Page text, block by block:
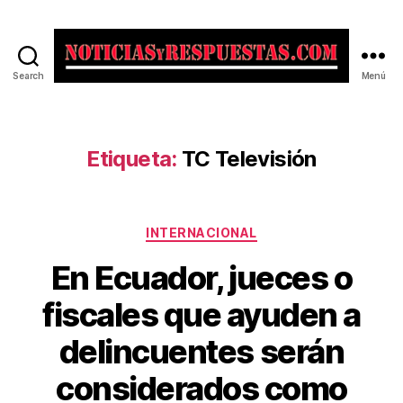
Search Menú
Etiqueta: TC Televisión
Categorías
INTERNACIONAL
En Ecuador, jueces o
fiscales que ayuden a
delincuentes serán
considerados como